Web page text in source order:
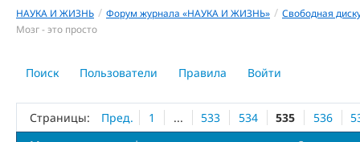
НАУКА И ЖИЗНЬ / Форум журнала «НАУКА И ЖИЗНЬ» / Свободная
Мозг - это просто
Поиск Пользователи Правила Войти
Страницы: Пред. 1 ... 533 534 535 536